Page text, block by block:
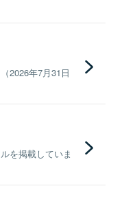
2026年7月31日
を掲載していま